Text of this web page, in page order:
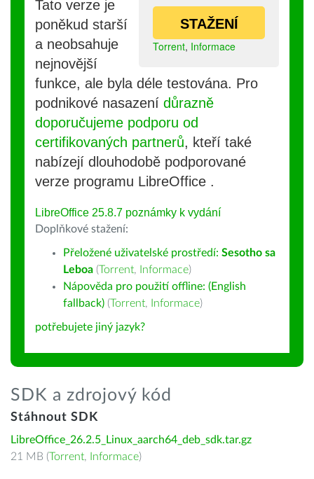
STAŽENÍ
Torrent, Informace
Tato verze je
poněkud starší
a neobsahuje
nejnovější
funkce, ale byla déle testována. Pro
podnikové nasazení důrazně
doporučujeme podporu od
certifikovaných partnerů, kteří také
nabízejí dlouhodobě podporované
verze programu LibreOffice .
LibreOffice 25.8.7 poznámky k vydání
Doplňkové stažení:
Přeložené uživatelské prostředí: Sesotho sa
Leboa (Torrent, Informace)
Nápověda pro použití offline: (English
fallback) (Torrent, Informace)
potřebujete jiný jazyk?
SDK a zdrojový kód
Stáhnout SDK
LibreOffice_26.2.5_Linux_aarch64_deb_sdk.tar.gz
21 MB (Torrent, Informace)